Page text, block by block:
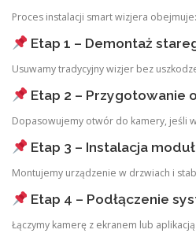
Proces instalacji smart wizjera obejmuje:
Etap 1 – Demontaż
Usuwamy tradycyjny wizjer bez
Etap 2 – Przygotowanie
Dopasowujemy otwór do kamery, jeśli
Etap 3 – Instalacja
Montujemy urządzenie w drzwiach i
Etap 4 – Podłączenie
Łączymy kamerę z ekranem lub